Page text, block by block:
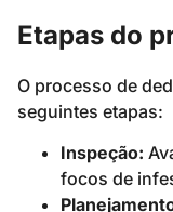
Etapas do
O processo de
seguintes etapas:
Inspeção:
focos de